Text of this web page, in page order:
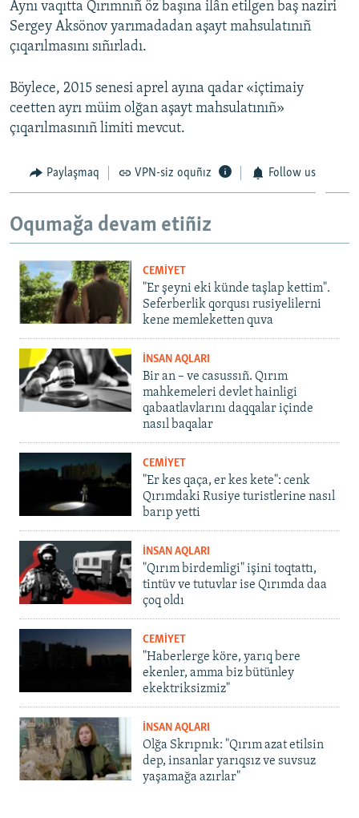
Aynı vaqıtta Qırımnıñ öz başına ilân etilgen baş naziri
Sergey Aksönov yarımadadan aşayt mahsulatınıñ
çıqarılmasını sıñırladı.
Böylece, 2015 senesi aprel ayına qadar «içtimaiy
ceetten ayrı müim olğan aşayt mahsulatınıñ»
çıqarılmasınıñ limiti mevcut.
Paylaşmaq VPN-siz oquñız Follow us
Oqumağa devam etiñiz
CEMİYET
"Er şeyni eki künde taşlap kettim".
Seferberlik qorqusı rusiyelilerni
kene memleketten quva
İNSAN AQLARI
Bir an – ve casussıñ. Qırım
mahkemeleri devlet hainligi
qabaatlavlarını daqqalar içinde
nasıl baqalar
CEMİYET
"Er kes qaça, er kes kete": cenk
Qırımdaki Rusiye turistlerine nasıl
barıp yetti
İNSAN AQLARI
"Qırım birdemligi" işini toqtattı,
tintüv ve tutuvlar ise Qırımda daa
çoq oldı
CEMİYET
"Haberlerge köre, yarıq bere
ekenler, amma biz bütünley
ekektriksizmiz"
İNSAN AQLARI
Olğa Skrıpnık: "Qırım azat etilsin
dep, insanlar yarıqsız ve suvsuz
yaşamağa azırlar"